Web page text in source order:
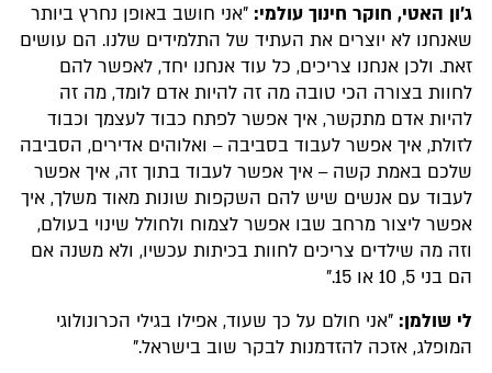
ג'ון האטי, חוקר חינוך עולמי: "אני חושב באופן נחרץ ביותר
שאנחנו לא יוצרים את העתיד של התלמידים שלנו. הם עושים
זאת. ולכן אנחנו צריכים, כל עוד אנחנו יחד, לאפשר להם
לחוות בצורה הכי טובה מה זה להיות אדם לומד, מה זה
להיות אדם מתקשר, איך אפשר לפתח כבוד לעצמך וכבוד
לזולת, איך אפשר לעבוד בסביבה–ואלוהים אדירים, הסביבה
שלכם באמת קשה–איך אפשר לעבוד בתוך זה, איך אפשר
לעבוד עם אנשים שיש להם השקפות שונות מאוד משלך, איך
אפשר ליצור מרחב שבו אפשר לצמוח ולחולל שינוי בעולם,
וזה מה שילדים צריכים לחוות בכיתות עכשיו, ולא משנה אם
הם בני 5, 10 או 15."
לי שולמן: "אני חולם על כך שעוד, אפילו בגילי הכרונולוגי
המופלג, אזכה להזדמנות לבקר שוב בישראל."